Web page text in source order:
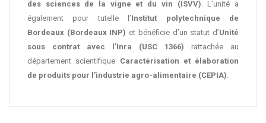
des sciences de la vigne et du vin (ISVV). L’unité a
également pour tutelle l’Institut polytechnique de
Bordeaux (Bordeaux INP) et bénéficie d’un statut d’Unité
sous contrat avec l’Inra (USC 1366) rattachée au
département scientifique Caractérisation et élaboration
de produits pour l’industrie agro-alimentaire (CEPIA).